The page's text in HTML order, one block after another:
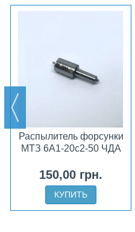
Распылитель форсунки
МТЗ 6А1-20с2-50 ЧДА
150,00 грн.
КУПИТЬ